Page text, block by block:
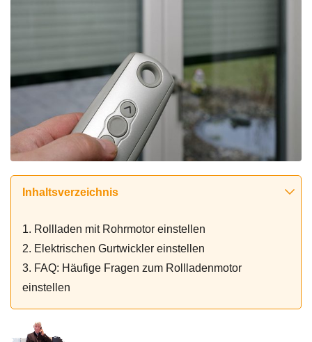
Inhaltsverzeichnis
1. Rollladen mit Rohrmotor einstellen
2. Elektrischen Gurtwickler einstellen
3. FAQ: Häufige Fragen zum Rollladenmotor
einstellen